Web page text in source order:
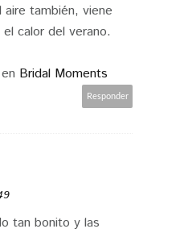
aire también, viene
el calor del verano.
Bridal Moments
Responder
tan bonito y las